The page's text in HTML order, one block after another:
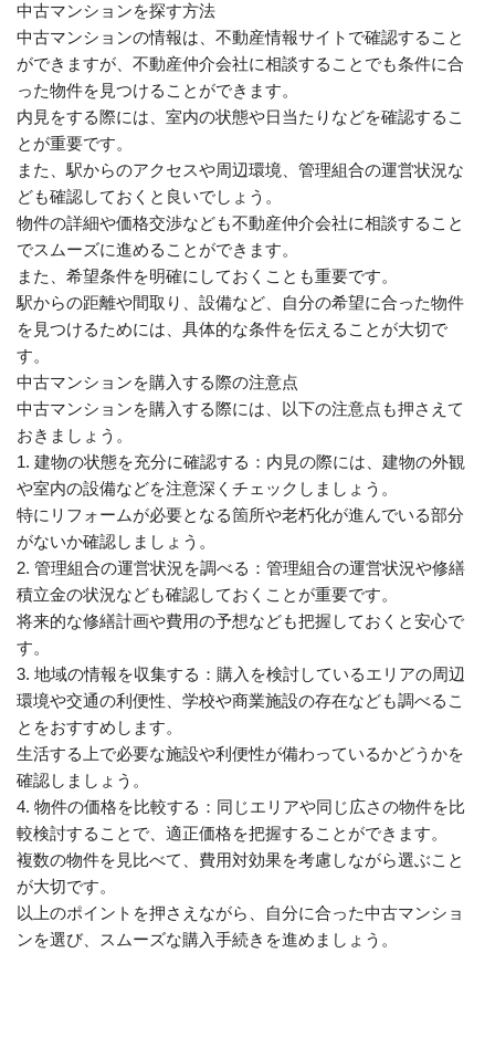
中古マンションを探す方法
中古マンションの情報は、不動産情報サイトで確認すること
ができますが、不動産仲介会社に相談することでも条件に合
った物件を見つけることができます。
内見をする際には、室内の状態や日当たりなどを確認するこ
とが重要です。
また、駅からのアクセスや周辺環境、管理組合の運営状況な
ども確認しておくと良いでしょう。
物件の詳細や価格交渉なども不動産仲介会社に相談すること
でスムーズに進めることができます。
また、希望条件を明確にしておくことも重要です。
駅からの距離や間取り、設備など、自分の希望に合った物件
を見つけるためには、具体的な条件を伝えることが大切で
す。
中古マンションを購入する際の注意点
中古マンションを購入する際には、以下の注意点も押さえて
おきましょう。
1. 建物の状態を充分に確認する：内見の際には、建物の外観
や室内の設備などを注意深くチェックしましょう。
特にリフォームが必要となる箇所や老朽化が進んでいる部分
がないか確認しましょう。
2. 管理組合の運営状況を調べる：管理組合の運営状況や修繕
積立金の状況なども確認しておくことが重要です。
将来的な修繕計画や費用の予想なども把握しておくと安心で
す。
3. 地域の情報を収集する：購入を検討しているエリアの周辺
環境や交通の利便性、学校や商業施設の存在なども調べるこ
とをおすすめします。
生活する上で必要な施設や利便性が備わっているかどうかを
確認しましょう。
4. 物件の価格を比較する：同じエリアや同じ広さの物件を比
較検討することで、適正価格を把握することができます。
複数の物件を見比べて、費用対効果を考慮しながら選ぶこと
が大切です。
以上のポイントを押さえながら、自分に合った中古マンショ
ンを選び、スムーズな購入手続きを進めましょう。